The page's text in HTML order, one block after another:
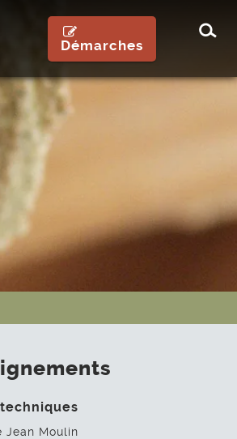
Démarches
Jean Moulin